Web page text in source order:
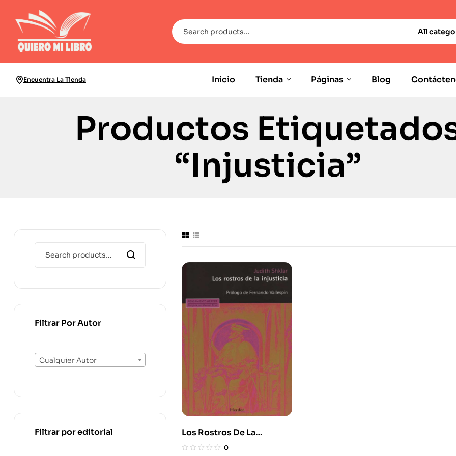
All
Encuentra La Tienda Inicio Tienda Páginas Blog
Productos
“Injusticia”
Los Rostros De La
Injusticia 0
Filtrar Por Autor
Cualquier Autor
Filtrar por editorial